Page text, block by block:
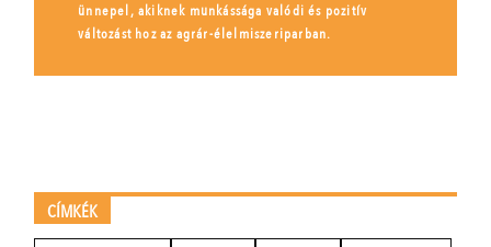
ünnepel, akiknek munkássága valódi és pozitív
változást hoz az agrár-élelmiszeriparban.
CÍMKÉK